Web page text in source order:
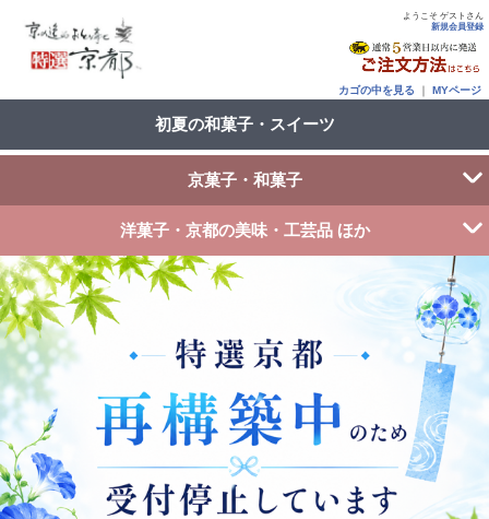
ようこそ ゲストさん
新規会員登録
カゴの中を見る ｜ MYページ
初夏の和菓子・スイーツ
京菓子・和菓子
洋菓子・京都の美味・工芸品 ほか